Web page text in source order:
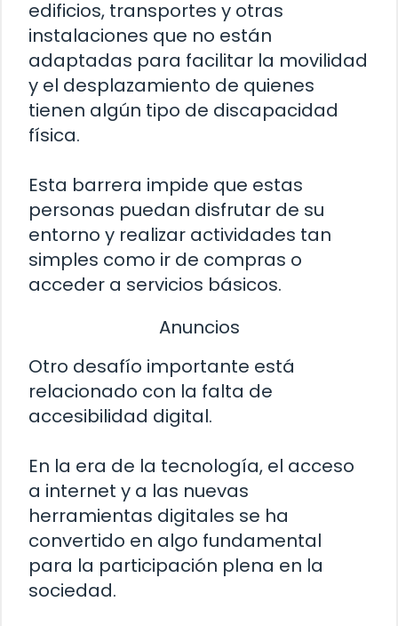
edificios, transportes y otras
instalaciones que no están
adaptadas para facilitar la movilidad
y el desplazamiento de quienes
tienen algún tipo de discapacidad
física.
Esta barrera impide que estas
personas puedan disfrutar de su
entorno y realizar actividades tan
simples como ir de compras o
acceder a servicios básicos.
Anuncios
Otro desafío importante está
relacionado con la falta de
accesibilidad digital.
En la era de la tecnología, el acceso
a internet y a las nuevas
herramientas digitales se ha
convertido en algo fundamental
para la participación plena en la
sociedad.